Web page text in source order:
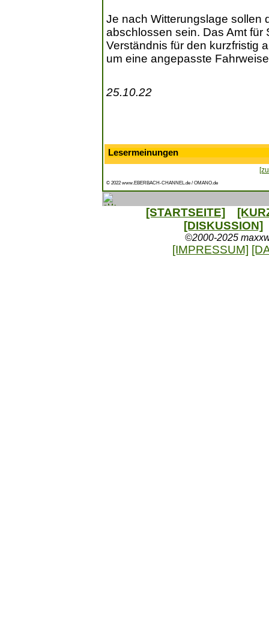
Je nach Witterungslage sollen
abschlossen sein. Das Amt
Verständnis für den kurzfristig
um eine angepasste
25.10.22
Lesermeinungen
© 2022 www.EBERBACH-CHANNEL.de / OMANO.de
[STARTSEITE]
[DISKUSSION]
©2000-2025
[IMPRESSUM]